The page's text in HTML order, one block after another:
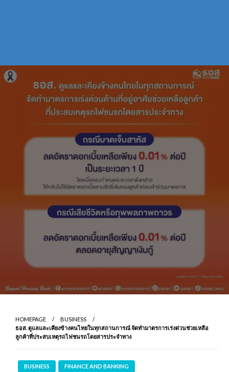
HOMEPAGE
BUSINESS
ธอส. ดูแลและเคียงข้างคนไทยในทุกสถานการณ์ จัดทำมาตรการเร่งด่วนช่วยเหลือ
ลูกค้าที่ประสบเหตุรถไฟชนรถโดยสารประจำทาง
BUSINESS FINANCE AND BANKING